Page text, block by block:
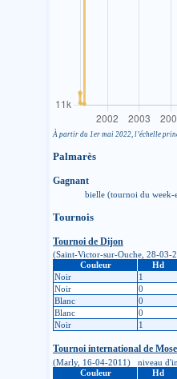
À partir du 1er mai 2022, l’échelle
Palmarès
Gagnant
bielle (tournoi du week-
Tournois
Tournoi de Dijon
(Saint-Victor-sur-Ouche, 28-03-
Couleur
Hd
Noir
1
Noir
0
Blanc
0
Blanc
0
Noir
1
Tournoi international de
(Marly, 16-04-2011) niveau
Couleur
Hd